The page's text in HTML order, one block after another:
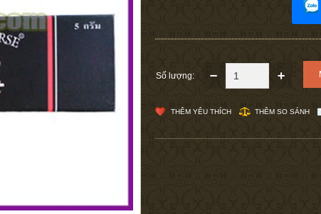
Số lượng:
THÊM YÊU THÍCH THÊM SO SÁNH